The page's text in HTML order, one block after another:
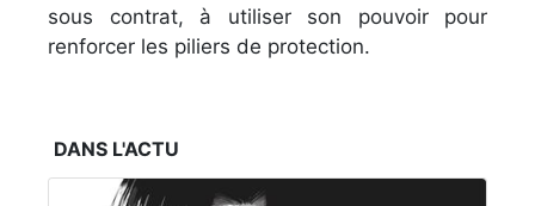
sous contrat, à utiliser son pouvoir pour
renforcer les piliers de protection.
DANS L'ACTU